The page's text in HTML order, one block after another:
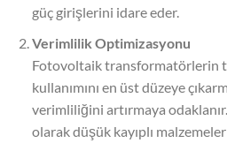
güç girişlerini idare eder.
Verimlilik Optimizasyonu
Fotovoltaik transformatörlerin
kullanımını en üst düzeye
verimliliğini artırmaya
olarak düşük kayıplı